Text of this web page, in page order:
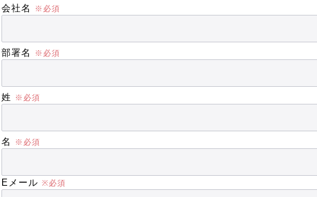
会社名
部署名
姓
名
Eメール